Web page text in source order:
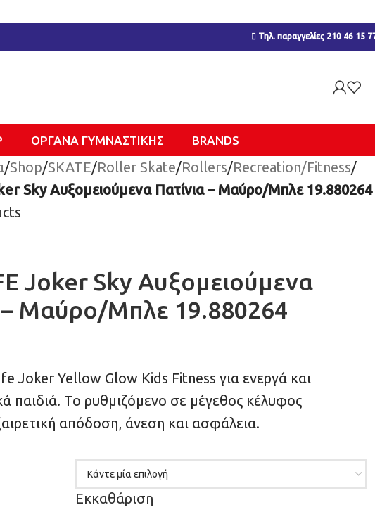
Τηλ. παραγγελίες 210 46 15
ΌΡΓΑΝΑ ΓΥΜΝΑΣΤΙΚΉΣ BRANDS
/Shop/SKATE/Roller Skate/Rollers/Recreation/Fitness/
Sky Αυξομειούμενα Πατίνια – Μαύρο/Μπλε 19.880264
Joker Sky Αυξομειούμενα
– Μαύρο/Μπλε 19.880264
Joker Yellow Glow Kids Fitness για ενεργά και
παιδιά. Το ρυθμιζόμενο σε μέγεθος κέλυφος
απόδοση, άνεση και ασφάλεια.
Εκκαθάριση